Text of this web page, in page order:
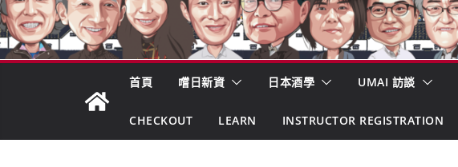
首頁 嚐日新資 日本酒學 UMAI 訪談
CHECKOUT LEARN INSTRUCTOR REGISTRATION